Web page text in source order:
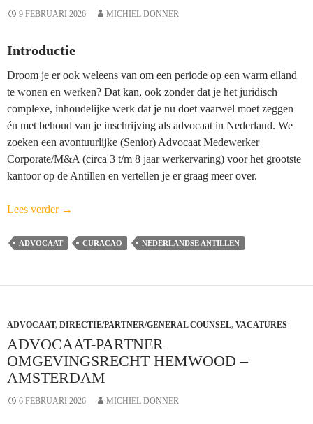
9 FEBRUARI 2026 MICHIEL DONNER
Introductie
Droom je er ook weleens van om een periode op een warm eiland
te wonen en werken? Dat kan, ook zonder dat je het juridisch
complexe, inhoudelijke werk dat je nu doet vaarwel moet zeggen
én met behoud van je inschrijving als advocaat in Nederland. We
zoeken een avontuurlijke (Senior) Advocaat Medewerker
Corporate/M&A (circa 3 t/m 8 jaar werkervaring) voor het grootste
kantoor op de Antillen en vertellen je er graag meer over.
Lees verder (Senior)
medewerker
–
Curacao
→
ADVOCAAT CURACAO NEDERLANDSE ANTILLEN
ADVOCAAT, DIRECTIE/PARTNER/GENERAL COUNSEL, VACATURES
ADVOCAAT-PARTNER
OMGEVINGSRECHT HEMWOOD –
AMSTERDAM
6 FEBRUARI 2026 MICHIEL DONNER